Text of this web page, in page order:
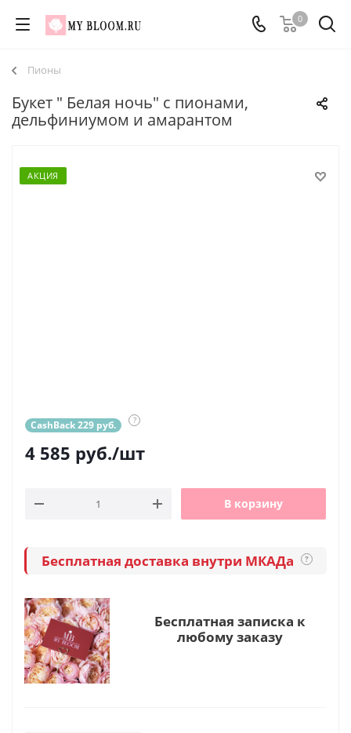
0
Пионы
Букет " Белая ночь" с пионами,
дельфиниумом и амарантом
АКЦИЯ
CashBack 229 руб. ?
4 585 руб./шт
В корзину
Бесплатная доставка внутри МКАДа ?
Бесплатная записка к
любому заказу